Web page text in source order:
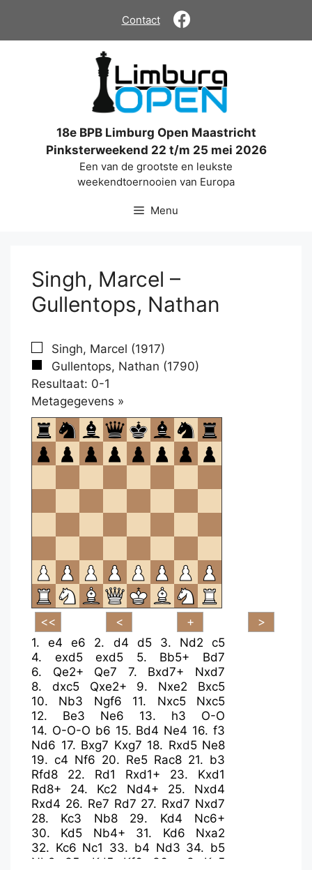
de
Contact
18e BPB Limburg Open Maastricht
Pinksterweekend 22 t/m 25 mei 2026
Een van de grootste en leukste
weekendtoernooien van Europa
Menu
Singh, Marcel –
Gullentops, Nathan
Singh, Marcel (1917)
Gullentops, Nathan (1790)
Resultaat: 0-1
Metagegevens »
om
te
openen.
1.e4 e6 2. d4 d5 3. Nd2
c5
4. exd5 exd5 5. Bb5+
Bd7
6. Qe2+ Qe7 7. Bxd7+
Nxd7
8. dxc5 Qxe2+ 9. Nxe2
Bxc5
10. Nb3 Ngf6 11. Nxc5
Nxc5
12. Be3 Ne6 13. h3
O-O
14. O-O-O b6 15. Bd4 Ne4 16.f3
Nd6 17. Bxg7 Kxg7 18. Rxd5 Ne8
19. c4 Nf6 20. Re5 Rac8 21. b3
Rfd8
22. Rd1 Rxd1+ 23. Kxd1
Rd8+
24. Kc2 Nd4+ 25. Nxd4
Rxd4 26. Re7 Rd7 27. Rxd7 Nxd7
28. Kc3 Nb8 29. Kd4
Nc6+
30. Kd5 Nb4+ 31. Kd6
Nxa2
32. Kc6 Nc1 33. b4 Nd3 34. b5
Nb2
35. Kd5 Kf6 36. g3
Kg5